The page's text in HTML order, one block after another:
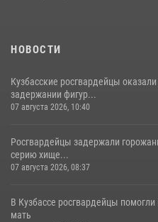
НОВОСТИ
Кузбасские росгвардейцы
задержании фигур...
07 августа 2026, 10:40
Росгвардейцы задержали
серию хище...
07 августа 2026, 08:37
В Кузбассе росгвардейцы
мать